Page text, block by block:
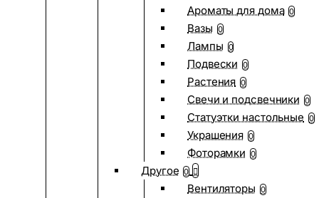
Ароматы для дома 0
Вазы 0
Лампы 0
Подвески 0
Растения 0
Свечи и подсвечники 0
Статуэтки настольные 0
Украшения 0
Фоторамки 0
Другое 0
Вентиляторы 0